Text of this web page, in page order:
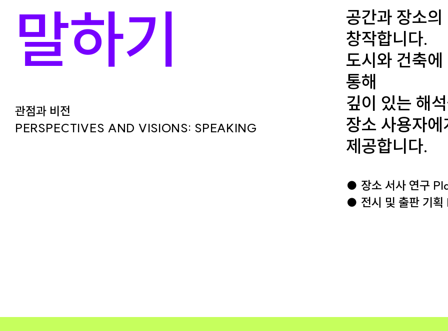
말하기
관점과 비전
PERSPECTIVES AND VISIONS: SPEAKING
공간과 장소
창작합니다.
도시와 건축
통해
깊이 있는 해
장소 사용자
제공합니다.
● 장소 서사 연구
● 전시 및 출판 기